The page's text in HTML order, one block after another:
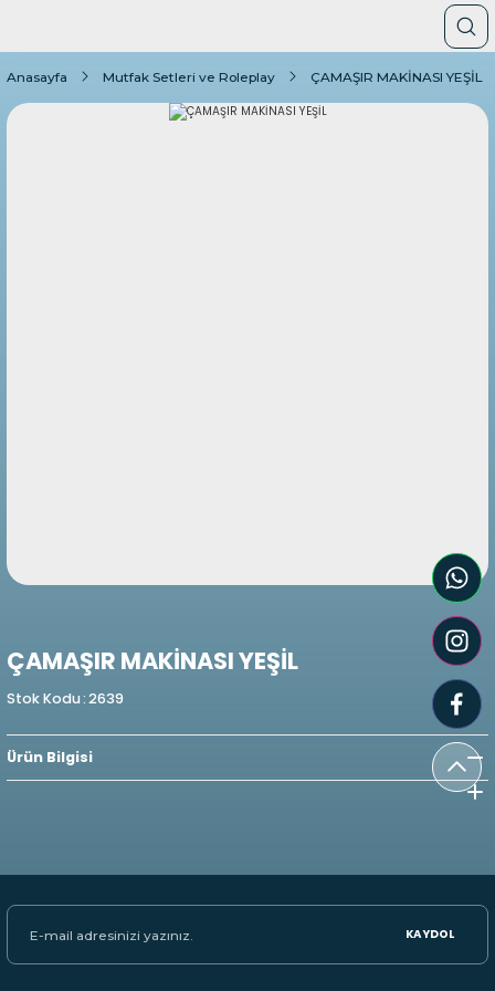
Anasayfa Mutfak Setleri ve Roleplay ÇAMAŞIR MAKİNASI YEŞİL
ÇAMAŞIR MAKİNASI YEŞİL
Stok Kodu:2639
Ürün Bilgisi
KAYDOL